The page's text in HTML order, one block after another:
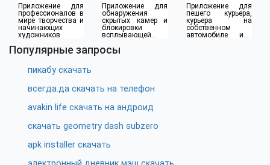
Приложение для
профессионалов в
мире творчества и
начинающих
художников
Приложение для
обнаружения
скрытых камер и
блокировки
всплывающей
Приложение для
пешего курьера,
курьера на
собственном
автомобиле или
Популярные запросы
пикабу скачать
всегда.да скачать на телефон
avakin life скачать на андроид
скачать geometry dash subzero
apk installer скачать